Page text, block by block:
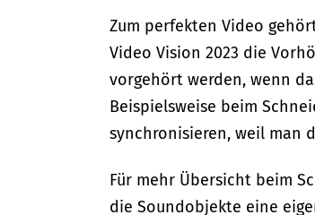
Zum perfekten Video
Video Vision 2023 die
vorgehört werden, wenn
Beispielsweise beim
synchronisieren, weil man
Für mehr Übersicht beim
die Soundobjekte eine